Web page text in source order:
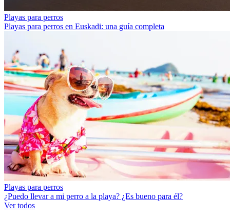
Playas para perros
Playas para perros en Euskadi: una guía completa
Playas para perros
¿Puedo llevar a mi perro a la playa? ¿Es bueno para él?
Ver todos